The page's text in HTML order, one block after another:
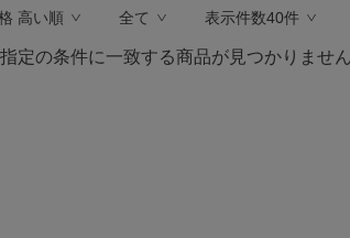
高い順 全て 表示件数40件
定の条件に一致する商品が見つかりません